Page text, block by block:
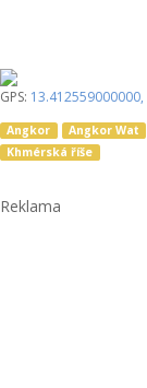
GPS: 13.412559000000,
Angkor Angkor Wat
Khmérská říše
Reklama